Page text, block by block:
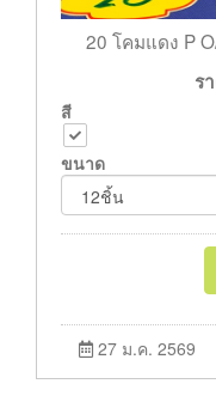
20 โคมแดง P
ร
สี
ขนาด
27 ม.ค. 2569